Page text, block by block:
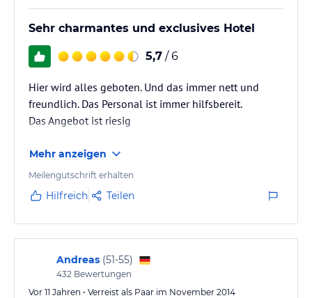
Sehr charmantes und exclusives Hotel
5,7 / 6
Hier wird alles geboten. Und das immer nett und
freundlich. Das Personal ist immer hilfsbereit.
Das Angebot ist riesig
Mehr anzeigen
Meilengutschrift erhalten
Hilfreich Teilen
Andreas (51-55)
432 Bewertungen
Vor 11 Jahren • Verreist als Paar im November 2014